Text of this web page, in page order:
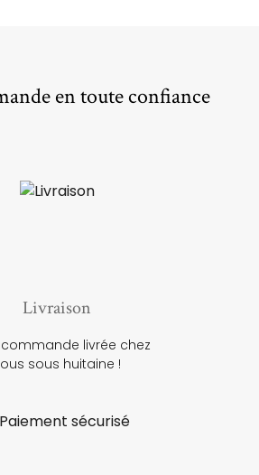
en toute confiance
Livraison
livrée chez
sous huitaine !